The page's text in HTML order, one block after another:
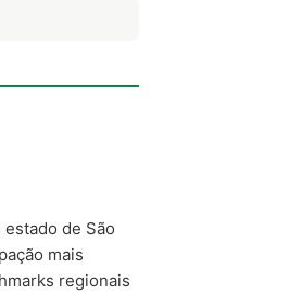
estado de São
mais
regionais